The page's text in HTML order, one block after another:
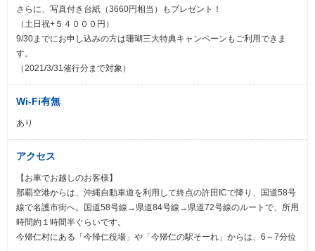
さらに、写真付き台紙（3660円相当）もプレゼント！
（土日祝+５４０００円）
9/30までにお申し込みの方は珊瑚三大特典キャンペーンもご利用できま
す。
（2021/3/31催行分まで対象）
Wi-Fi有無
あり
アクセス
【お車でお越しのお客様】
那覇空港からは、沖縄自動車道を利用して終点の許田ICで降り、国道58号
線で名護市街へ。国道58号線→県道84号線→県道72号線のルートで、所用
時間約１時間半ぐらいです。
今帰仁村にある「今帰仁役場」や「今帰仁の駅そーれ」からは、6～7分位